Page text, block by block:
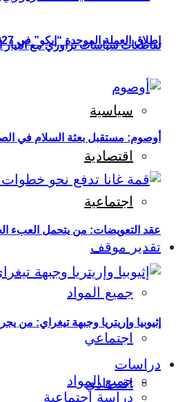
إطلاق العملة الموحدة “إيكو” في 2027.. “إيكواس” تمضي قدمًا دون انتظار
سياسية
اقتصادية
اجتماعية
تقدير موقف
جميع المواد
اجتماعي
اقتصادي
تقاطعات سياسات تراوري مع التيار
أوصوم: مستقبل بعثة السلام في
عقد التعويضات: من يتحمل العبء
إثيوبيا وإريتريا وجبهة تيغراي: من
دراسات
جميع المواد
دراسة اجتماعية